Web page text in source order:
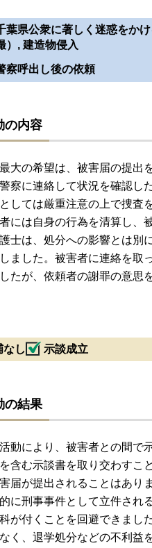
葉県公衆に著しく迷惑をか
）, 建造物侵入
察呼出し後の依頼
の内容
大の希望は、被害届の提出
察に連絡して状況を確認し
しては厳重注意の上で捜査
には自身の行為を清算し、
士は、処分への影響とは別
ました。被害者に連絡を取
たが、依頼者の謝罪の意思
なし
示談成立
の結果
動により、被害者との間で
含む示談書を取り交わすこ
届が提出されることはあり
に刑事事件として立件され
が付くことを回避できまし
く、退学処分などの不利益